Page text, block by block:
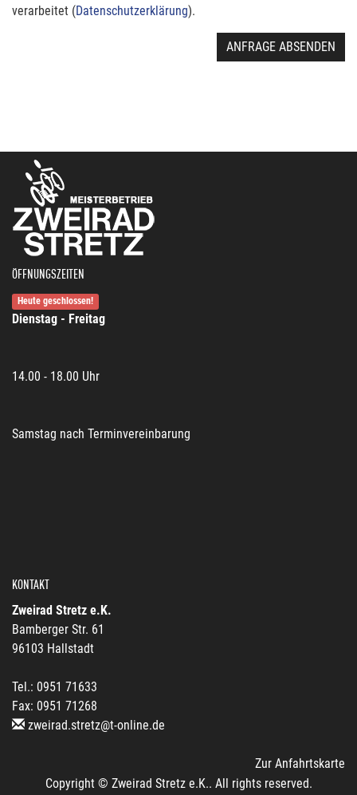
verarbeitet (Datenschutzerklärung).
ANFRAGE ABSENDEN
ÖFFNUNGSZEITEN
Heute geschlossen!
Dienstag - Freitag
14.00 - 18.00 Uhr
Samstag nach Terminvereinbarung
KONTAKT
Zweirad Stretz e.K.
Bamberger Str. 61
96103 Hallstadt
Tel.: 0951 71633
Fax: 0951 71268
zweirad.stretz@t-online.de
Zur Anfahrtskarte
Copyright © Zweirad Stretz e.K.. All rights reserved.